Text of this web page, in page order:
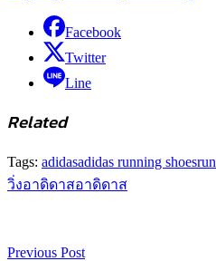
Facebook
Twitter
Line
Related
Tags: adidasadidas running shoes
วิ่งอาดิดาสอาดิดาส
Previous Post